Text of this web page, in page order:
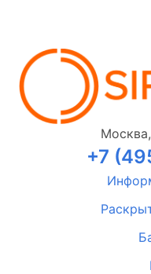
+7